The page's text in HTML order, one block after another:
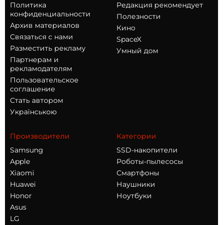
Политика
конфиденциальности
Архив материалов
Связаться с нами
Разместить рекламу
Партнерам и
рекламодателям
Пользовательское
соглашение
Стать автором
Українською
Редакция рекомендует
Полезности
Кино
SpaceX
Умный дом
Производители
Samsung
Apple
Xiaomi
Huawei
Honor
Asus
LG
Категории
SSD-накопители
Роботы-пылесосы
Смартфоны
Наушники
Ноутбуки